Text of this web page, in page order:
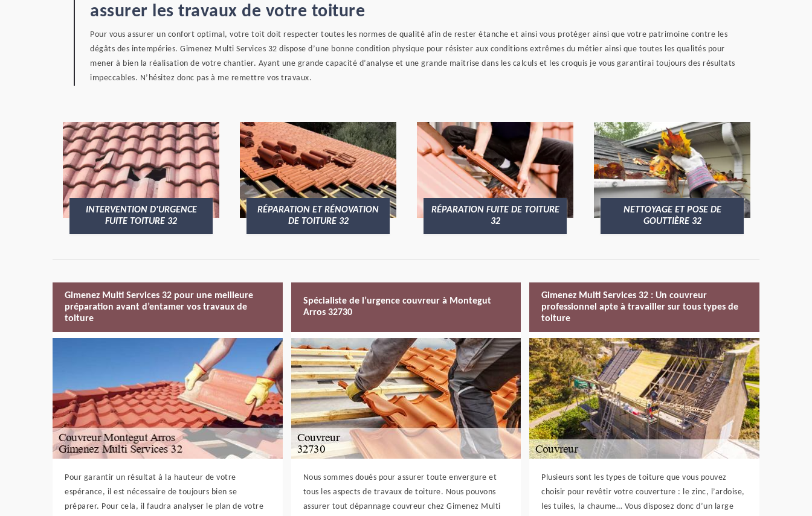
assurer les travaux de votre toiture
Pour vous assurer un confort optimal, votre toit doit respecter toutes les normes de qualité afin de rester étanche et ainsi vous protéger ainsi que votre patrimoine contre les
dégâts des intempéries. Gimenez Multi Services 32 dispose d’une bonne condition physique pour résister aux conditions extrêmes du métier ainsi que toutes les qualités pour
mener à bien la réalisation de votre chantier. Ayant une grande capacité d’analyse et une grande maitrise dans les calculs et les croquis je vous garantirai toujours des résultats
impeccables. N’hésitez donc pas à me remettre vos travaux.
INTERVENTION D'URGENCE
FUITE TOITURE 32
RÉPARATION ET RÉNOVATION
DE TOITURE 32
RÉPARATION FUITE DE TOITURE
32
NETTOYAGE ET POSE DE
GOUTTIÈRE 32
Gimenez Multi Services 32 pour une meilleure
préparation avant d’entamer vos travaux de
toiture
Pour garantir un résultat à la hauteur de votre
espérance, il est nécessaire de toujours bien se
préparer. Pour cela, il faudra analyser le plan de votre
Spécialiste de l’urgence couvreur à Montegut
Arros 32730
Nous sommes doués pour assurer toute envergure et
tous les aspects de travaux de toiture. Nous pouvons
assurer tout dépannage couvreur chez Gimenez Multi
Gimenez Multi Services 32 : Un couvreur
professionnel apte à travailler sur tous types de
toiture
Plusieurs sont les types de toiture que vous pouvez
choisir pour revêtir votre couverture : le zinc, l’ardoise,
les tuiles, la chaume… Vous disposez donc d’un large